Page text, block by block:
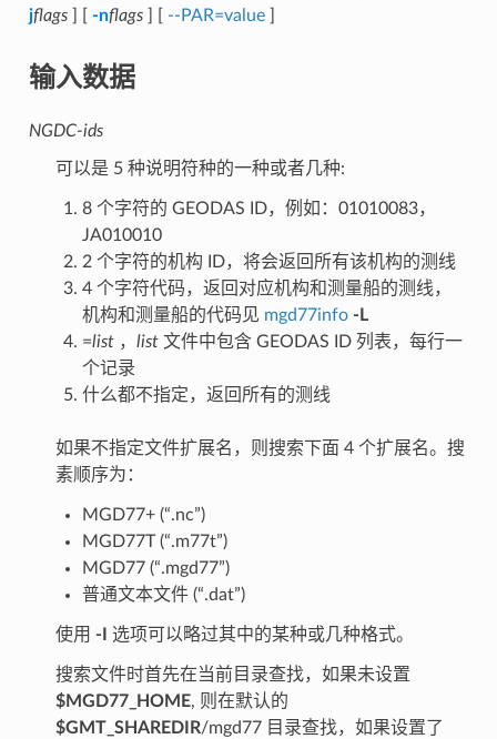
jflags] [ -nflags] [ --PAR=value]
输入数据
NGDC-ids
可以是 5 种说明符种的一种或者几种:
8 个字符的 GEODAS ID，例如：01010083，
JA010010
2 个字符的机构 ID，将会返回所有该机构的测线
4 个字符代码，返回对应机构和测量船的测线，
机构和测量船的代码见 mgd77info -L
=list， list文件中包含 GEODAS ID 列表，每行一
个记录
什么都不指定，返回所有的测线
如果不指定文件扩展名，则搜索下面 4 个扩展名。搜
素顺序为：
MGD77+ (“.nc”)
MGD77T (“.m77t”)
MGD77 (“.mgd77”)
普通文本文件 (“.dat”)
使用 -I 选项可以略过其中的某种或几种格式。
搜索文件时首先在当前目录查找，如果未设置
$MGD77_HOME, 则在默认的
$GMT_SHAREDIR/mgd77 目录查找，如果设置了